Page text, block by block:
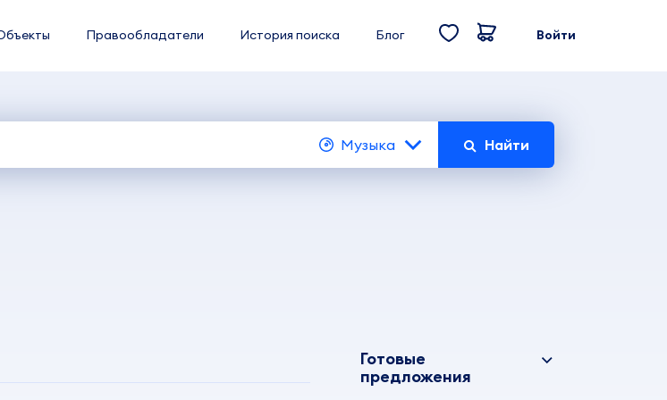
Правообладатели История поиска Блог Войти
Музыка Найти
Готовые
предложения